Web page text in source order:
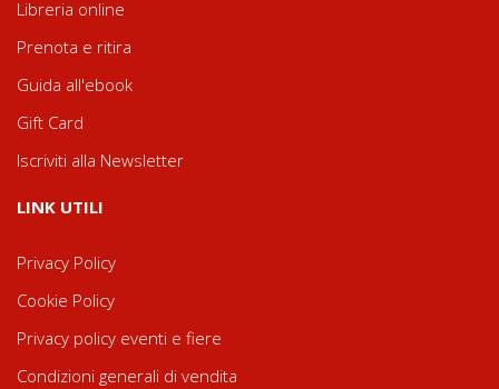
Libreria online
Prenota e ritira
Guida all'ebook
Gift Card
Iscriviti alla Newsletter
LINK UTILI
Privacy Policy
Cookie Policy
Privacy policy eventi e fiere
Condizioni generali di vendita